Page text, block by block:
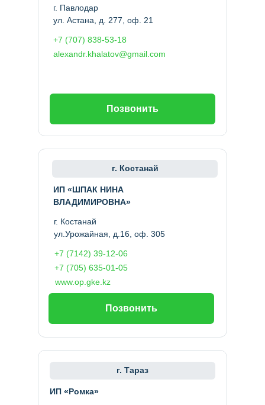
г. Павлодар
ул. Астана, д. 277, оф. 21
alexandr.khalatov@gmail.com
Позвонить
+7 (707) 838-53-18
ИП «Ромка»
г. Тараз
ИП «ШПАК НИНА
ВЛАДИМИРОВНА»
г. Костанай
ул.Урожайная, д.16, оф. 305
Позвонить
+7 (705) 635-01-05
г. Костанай
www.op.gke.kz
+7 (7142) 39-12-06